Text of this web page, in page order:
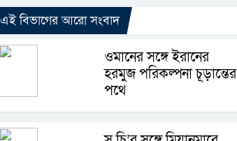
এই বিভাগের আরো সংবাদ
ওমানের সঙ্গে ইরানের
হরমুজ পরিকল্পনা চূড়ান্তের
পথে